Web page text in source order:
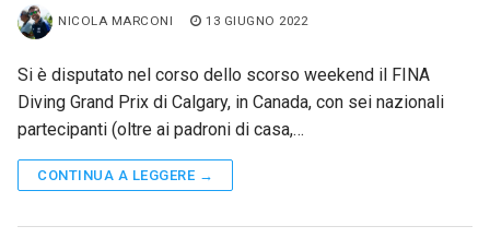
NICOLA MARCONI 13 GIUGNO 2022
Si è disputato nel corso dello scorso weekend il FINA
Diving Grand Prix di Calgary, in Canada, con sei nazionali
partecipanti (oltre ai padroni di casa,…
CONTINUA A LEGGERE →